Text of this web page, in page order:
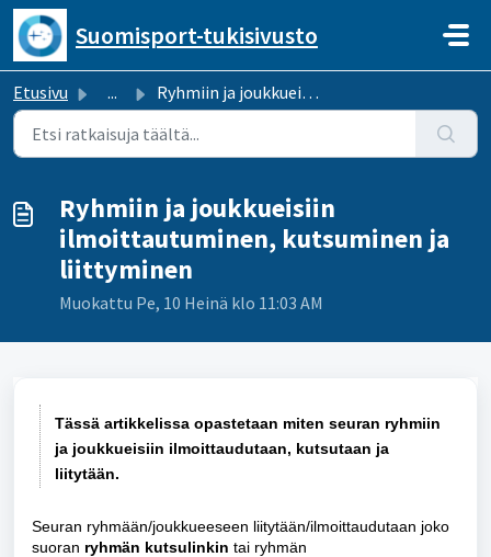
Siirry pääsisältöön
Suomisport-tukisivusto
Etusivu ... Ryhmiin ja joukkueisiin ilmoittautuminen, kutsuminen ja l...
Ryhmiin ja joukkueisiin
ilmoittautuminen, kutsuminen ja
liittyminen
Muokattu Pe, 10 Heinä klo 11:03 AM
Tässä artikkelissa opastetaan miten seuran ryhmiin
ja joukkueisiin ilmoittaudutaan, kutsutaan ja
liitytään.
Seuran ryhmään/joukkueeseen liitytään/ilmoittaudutaan joko
suoran ryhmän kutsulinkin tai ryhmän